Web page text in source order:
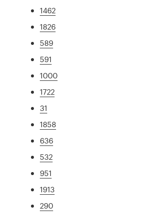
1462
1826
589
591
1000
1722
31
1858
636
532
951
1913
290